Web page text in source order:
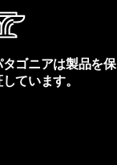
ゴニアは製品を保
ています。